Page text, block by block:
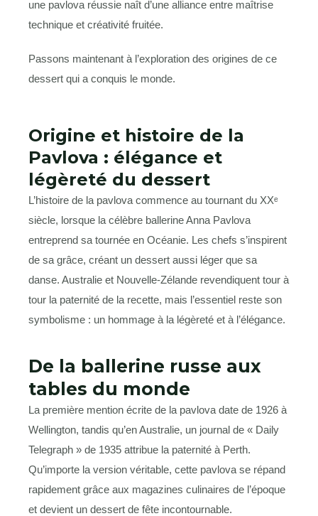
une pavlova réussie naît d’une alliance entre maîtrise
technique et créativité fruitée.
Passons maintenant à l’exploration des origines de ce
dessert qui a conquis le monde.
Origine et histoire de la
Pavlova : élégance et
légèreté du dessert
L’histoire de la pavlova commence au tournant du XXᵉ
siècle, lorsque la célèbre ballerine Anna Pavlova
entreprend sa tournée en Océanie. Les chefs s’inspirent
de sa grâce, créant un dessert aussi léger que sa
danse. Australie et Nouvelle-Zélande revendiquent tour à
tour la paternité de la recette, mais l’essentiel reste son
symbolisme : un hommage à la légèreté et à l’élégance.
De la ballerine russe aux
tables du monde
La première mention écrite de la pavlova date de 1926 à
Wellington, tandis qu’en Australie, un journal de « Daily
Telegraph » de 1935 attribue la paternité à Perth.
Qu’importe la version véritable, cette pavlova se répand
rapidement grâce aux magazines culinaires de l’époque
et devient un dessert de fête incontournable.